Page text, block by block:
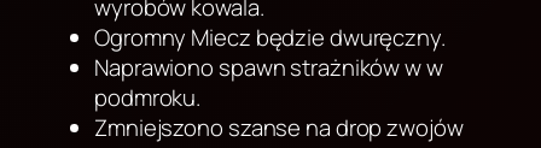
wyrobów kowala.
Ogromny Miecz będzie dwuręczny.
Naprawiono spawn strażników w w
podmroku.
Zmniejszono szanse na drop zwojów